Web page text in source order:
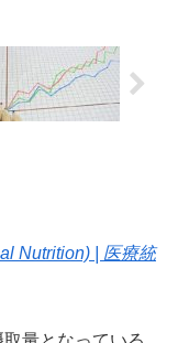
Nutrition) | 医療統